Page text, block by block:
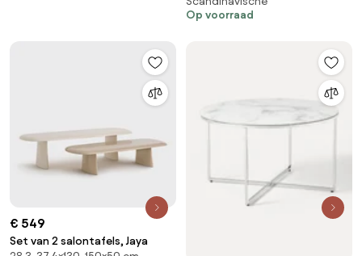
Op voorraad
€ 549
Set van 2 salontafels, Jaya